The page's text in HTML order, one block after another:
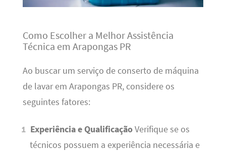
Como Escolher a Melhor Assistência
Técnica em Arapongas PR
Ao buscar um serviço de conserto de máquina
de lavar em Arapongas PR, considere os
seguintes fatores:
Experiência e QualificaçãoVerifique se os
técnicos possuem a experiência necessária e